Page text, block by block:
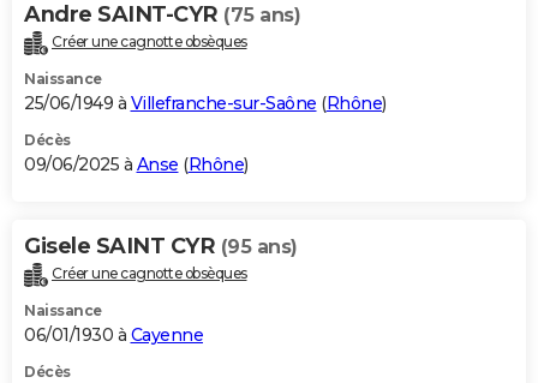
Andre SAINT-CYR (75 ans)
Créer une cagnotte obsèques
Naissance
25/06/1949 à Villefranche-sur-Saône (Rhône)
Décès
09/06/2025 à Anse (Rhône)
Gisele SAINT CYR (95 ans)
Créer une cagnotte obsèques
Naissance
06/01/1930 à Cayenne
Décès